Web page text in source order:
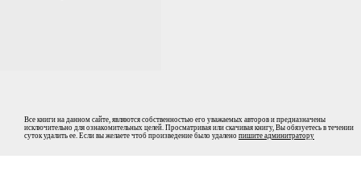
Все книги на данном сайте, являются собственностью его уважаемых авторов и предназначены
исключительно для ознакомительных целей. Просматривая или скачивая книгу, Вы обязуетесь в течении
суток удалить ее. Если вы желаете чтоб произведение было удалено пишите админитратору